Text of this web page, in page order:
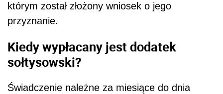
którym został złożony wniosek o jego
przyznanie.
Kiedy wypłacany jest dodatek
sołtysowski?
Świadczenie należne za miesiące do dnia